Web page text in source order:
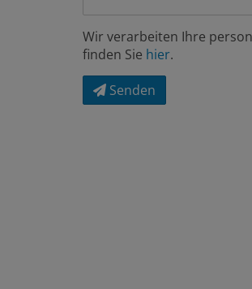
Wir verarbeiten Ihre
finden Sie hier.
Senden